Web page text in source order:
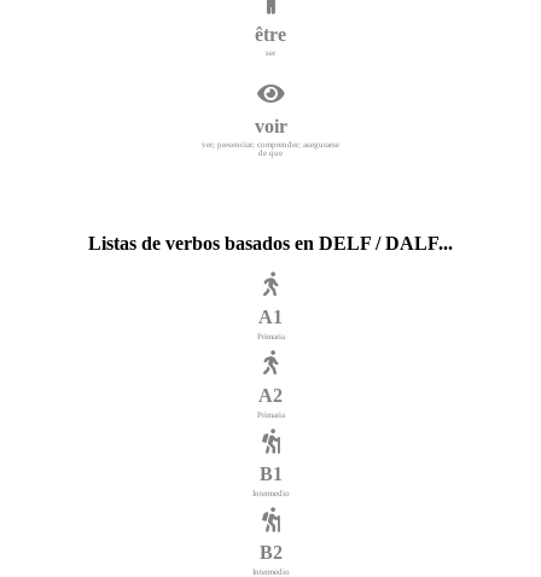
être
ser
voir
ver; presenciar; comprender; asegurarse
de que
Listas de verbos basados en DELF / DALF...
A1
Primaria
A2
Primaria
B1
Intermedio
B2
Intermedio